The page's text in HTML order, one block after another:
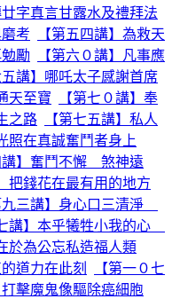
字真言甘露水及禮拜法
考
【第五四講】為救天
勵
【第六０講】凡事應
五講】哪吒太子感謝首席
天至寶
【第七０講】奉
之路
【第七五講】私人
照在真誠奮鬥者身上
講】奮鬥不懈 煞神遠
把錢花在最有用的地方
九三講】身心口三清淨
講】本乎犧牲小我的心
於為公忘私造福人類
道力在此刻
【第一０七
打擊魔鬼像驅除癌細胞